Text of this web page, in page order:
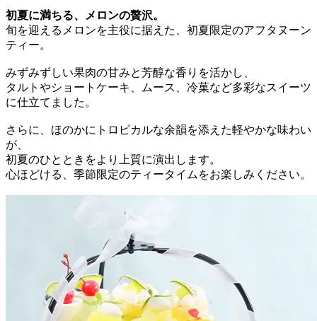
初夏に満ちる、メロンの贅沢。
旬を迎えるメロンを主役に据えた、初夏限定のアフタヌーン
ティー。
みずみずしい果肉の甘みと芳醇な香りを活かし、
タルトやショートケーキ、ムース、冷菓など多彩なスイーツ
に仕立てました。
さらに、ほのかにトロピカルな余韻を添えた軽やかな味わい
が、
初夏のひとときをより上質に演出します。
心ほどける、季節限定のティータイムをお楽しみください。